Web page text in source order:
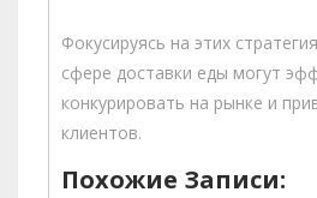
Фокусируясь на этих
сфере доставки еды могут
конкурировать на рынке и
клиентов.
Похожие Записи: